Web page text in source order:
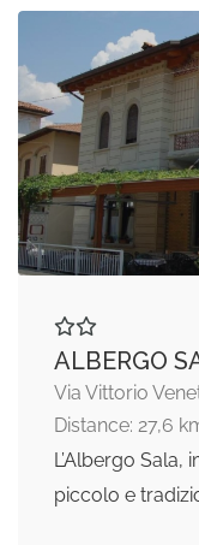
ALBERGO
Via Vittorio
Distance: 27,6
L’Albergo
piccolo e